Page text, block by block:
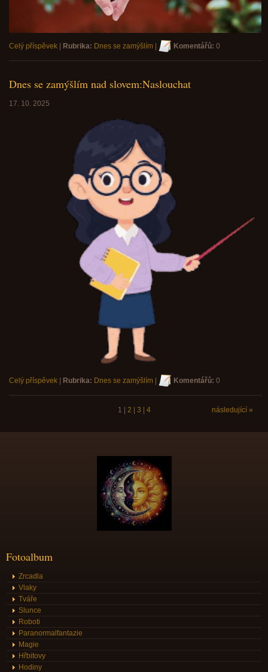
Celý příspěvek | Rubrika: Dnes se zamýšlím | Komentářů: 0
Dnes se zamýšlím nad slovem:Naslouchat
17. 10. 2025
Celý příspěvek | Rubrika: Dnes se zamýšlím | Komentářů: 0
1 | 2 | 3 | 4 následující »
Fotoalbum
Zrcadla
Vlaky
Tváře
Slunce
Roboti
Paranormalfantazie
Magie
Hřbitovy
Hodiny